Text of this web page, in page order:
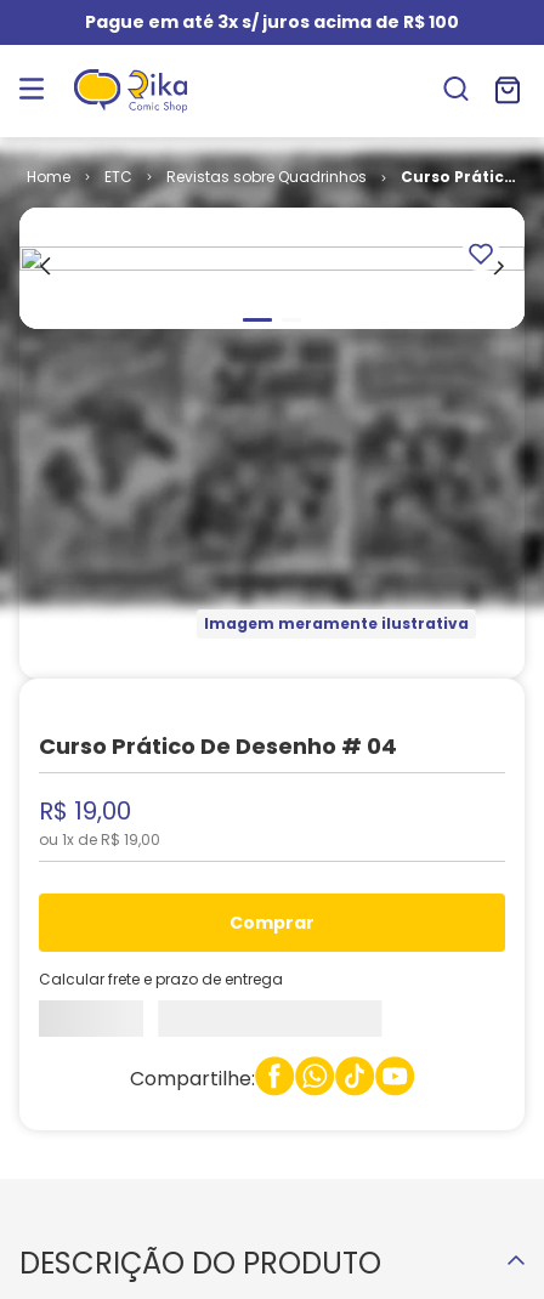
Pague em até 3x s/ juros acima de R$ 100
ETC Revistas sobre Quadrinhos
Curso Prático
de Desenho #
Imagem meramente ilustrativa
Curso Prático De Desenho # 04
R$ 19,00
ou 1x de R$ 19,00
comprar
Calcular frete e prazo de entrega
Compartilhe:
DESCRIÇÃO DO PRODUTO